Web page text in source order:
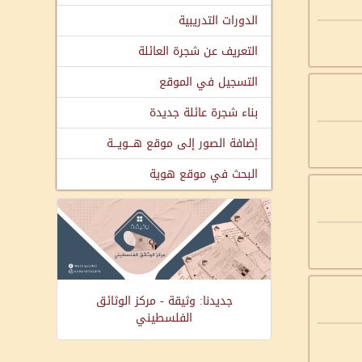
الدورات التدريبية
التعريف عن شجرة العائلة
التسجيل في الموقع
بناء شجرة عائلة جديدة
إضافة الصور إلى موقع هـــويـــة
البحث في موقع هوية
جديدنا: وثيقة - مركز الوثائق
الفلسطيني